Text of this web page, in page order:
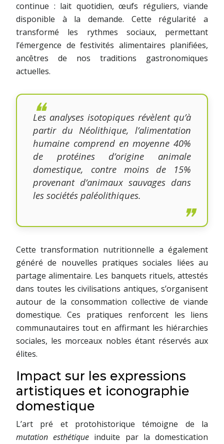
continue : lait quotidien, œufs réguliers, viande
disponible à la demande. Cette régularité a
transformé les rythmes sociaux, permettant
l’émergence de festivités alimentaires planifiées,
ancêtres de nos traditions gastronomiques
actuelles.
Les analyses isotopiques révèlent qu’à
partir du Néolithique, l’alimentation
humaine comprend en moyenne 40%
de protéines d’origine animale
domestique, contre moins de 15%
provenant d’animaux sauvages dans
les sociétés paléolithiques.
Cette transformation nutritionnelle a également
généré de nouvelles pratiques sociales liées au
partage alimentaire. Les banquets rituels, attestés
dans toutes les civilisations antiques, s’organisent
autour de la consommation collective de viande
domestique. Ces pratiques renforcent les liens
communautaires tout en affirmant les hiérarchies
sociales, les morceaux nobles étant réservés aux
élites.
Impact sur les expressions
artistiques et iconographie
domestique
L’art pré et protohistorique témoigne de la
mutation esthétique induite par la domestication